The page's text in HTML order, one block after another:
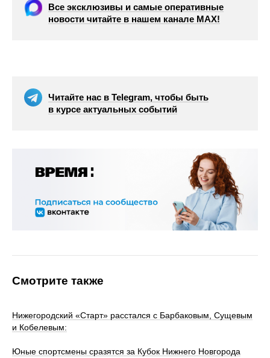
Все эксклюзивы и самые оперативные
новости читайте в нашем канале МАХ!
Читайте нас в Telegram, чтобы быть
в курсе актуальных событий
Смотрите также
Нижегородский «Старт» расстался с Барбаковым, Сущевым
и Кобелевым:
Юные спортсмены сразятся за Кубок Нижнего Новгорода